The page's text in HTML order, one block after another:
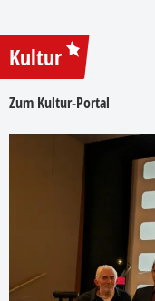
Kultur
Zum Kultur-Portal